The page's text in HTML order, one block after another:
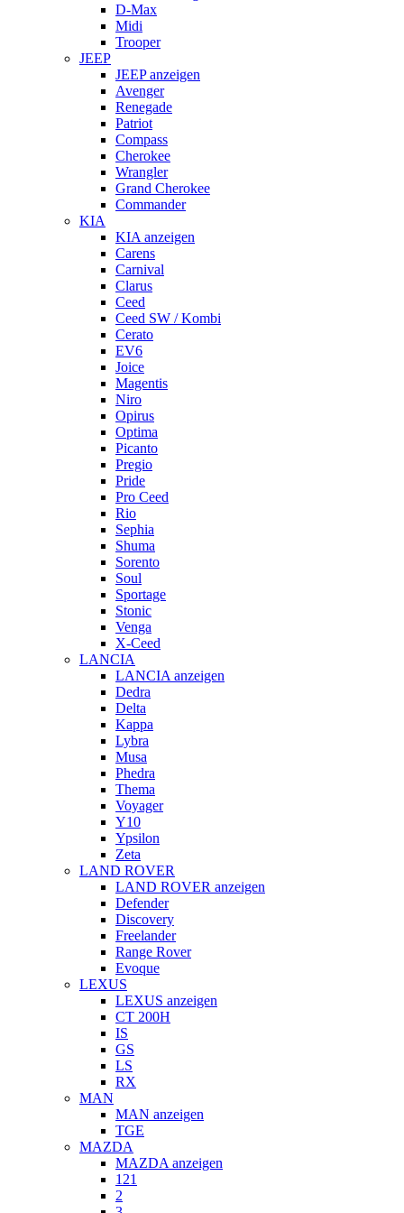
D-Max
Midi
Trooper
JEEP
JEEP anzeigen
Avenger
Renegade
Patriot
Compass
Cherokee
Wrangler
Grand Cherokee
Commander
KIA
KIA anzeigen
Carens
Carnival
Clarus
Ceed
Ceed SW / Kombi
Cerato
EV6
Joice
Magentis
Niro
Opirus
Optima
Picanto
Pregio
Pride
Pro Ceed
Rio
Sephia
Shuma
Sorento
Soul
Sportage
Stonic
Venga
X-Ceed
LANCIA
LANCIA anzeigen
Dedra
Delta
Kappa
Lybra
Musa
Phedra
Thema
Voyager
Y10
Ypsilon
Zeta
LAND ROVER
LAND ROVER anzeigen
Defender
Discovery
Freelander
Range Rover
Evoque
LEXUS
LEXUS anzeigen
CT 200H
IS
GS
LS
RX
MAN
MAN anzeigen
TGE
MAZDA
MAZDA anzeigen
121
2